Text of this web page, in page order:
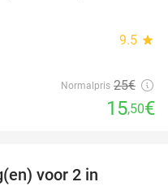
9.5 star
Normalpris 25€
15,50€
voor 2 in